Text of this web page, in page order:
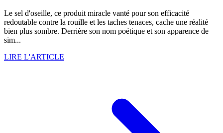
Le sel d'oseille, ce produit miracle vanté pour son efficacité
redoutable contre la rouille et les taches tenaces, cache une réalité
bien plus sombre. Derrière son nom poétique et son apparence de
sim...
LIRE L'ARTICLE